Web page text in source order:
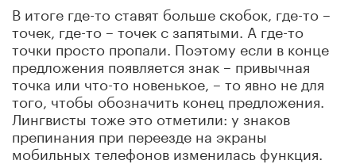
В итоге где-то ставят больше скобок, где-то –
точек, где-то – точек с запятыми. А где-то
точки просто пропали. Поэтому если в конце
предложения появляется знак – привычная
точка или что-то новенькое, – то явно не для
того, чтобы обозначить конец предложения.
Лингвисты тоже это отметили: у знаков
препинания при переезде на экраны
мобильных телефонов изменилась функция.